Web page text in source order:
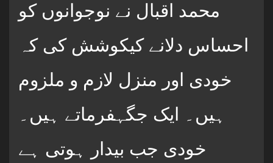
محمد اقبال نے نوجوانوں کو
احساس دلانے کیکوشش کی کہ
خودی اور منزل لازم و ملزوم
ہیں۔ ایک جگہفرماتے ہیں۔
خودی جب بیدار ہوتی ہے